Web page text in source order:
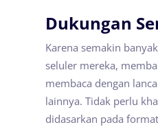
Dukungan
Karena semakin
seluler mereka,
membaca dengan
lainnya. Tidak perlu
didasarkan pada